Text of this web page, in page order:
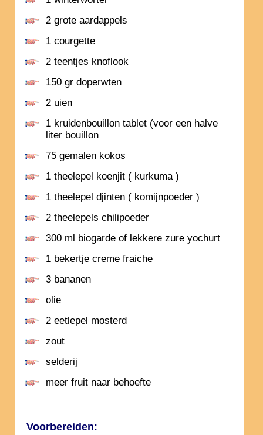
2 grote aardappels
1 courgette
2 teentjes knoflook
150 gr doperwten
2 uien
1 kruidenbouillon tablet (voor een halve
liter bouillon
75 gemalen kokos
1 theelepel koenjit ( kurkuma )
1 theelepel djinten ( komijnpoeder )
2 theelepels chilipoeder
300 ml biogarde of lekkere zure yochurt
1 bekertje creme fraiche
3 bananen
olie
2 eetlepel mosterd
zout
selderij
meer fruit naar behoefte
Voorbereiden: